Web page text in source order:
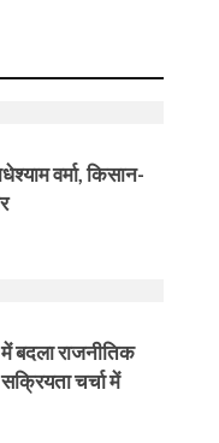
वर्मा, किसान-
बदला राजनीतिक
चर्चा में